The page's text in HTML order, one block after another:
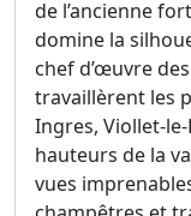
de l’ancienne
domine la
chef d’œuvre
travaillèrent les
Ingres, Viollet-
hauteurs de la
vues